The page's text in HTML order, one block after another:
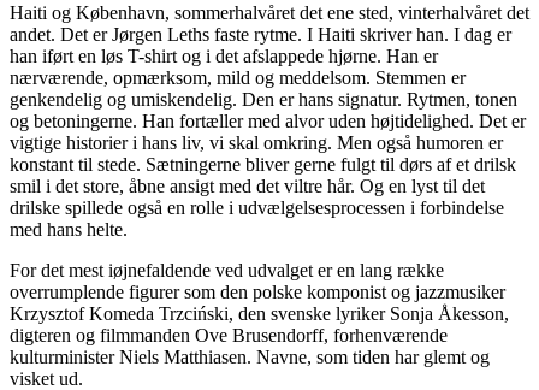
Haiti og København, sommerhalvåret det ene sted, vinterhalvåret det
andet. Det er Jørgen Leths faste rytme. I Haiti skriver han. I dag er
han iført en løs T-shirt og i det afslappede hjørne. Han er
nærværende, opmærksom, mild og meddelsom. Stemmen er
genkendelig og umiskendelig. Den er hans signatur. Rytmen, tonen
og betoningerne. Han fortæller med alvor uden højtidelighed. Det er
vigtige historier i hans liv, vi skal omkring. Men også humoren er
konstant til stede. Sætningerne bliver gerne fulgt til dørs af et drilsk
smil i det store, åbne ansigt med det viltre hår. Og en lyst til det
drilske spillede også en rolle i udvælgelsesprocessen i forbindelse
med hans helte.
For det mest iøjnefaldende ved udvalget er en lang række
overrumplende figurer som den polske komponist og jazzmusiker
Krzysztof Komeda Trzciński, den svenske lyriker Sonja Åkesson,
digteren og filmmanden Ove Brusendorff, forhenværende
kulturminister Niels Matthiasen. Navne, som tiden har glemt og
visket ud.